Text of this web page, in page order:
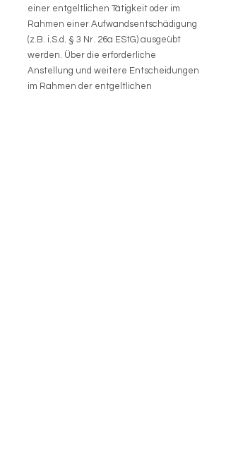
einer entgeltlichen Tätigkeit oder im
Rahmen einer Aufwandsentschädigung
(z.B. i.S.d. § 3 Nr. 26a EStG) ausgeübt
werden. Über die erforderliche
Anstellung und weitere Entscheidungen
im Rahmen der entgeltlichen